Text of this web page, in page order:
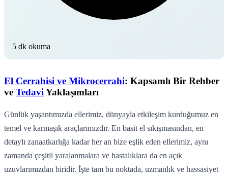
5 dk okuma
El Cerrahisi ve Mikrocerrahi: Kapsamlı Bir Rehber
ve Tedavi Yaklaşımları
Günlük yaşantımızda ellerimiz, dünyayla etkileşim kurduğumuz en
temel ve karmaşık araçlarımızdır. En basit el sıkışmasından, en
detaylı zanaatkarlığa kadar her an bize eşlik eden ellerimiz, aynı
zamanda çeşitli yaralanmalara ve hastalıklara da en açık
uzuvlarımızdan biridir. İşte tam bu noktada, uzmanlık ve hassasiyet